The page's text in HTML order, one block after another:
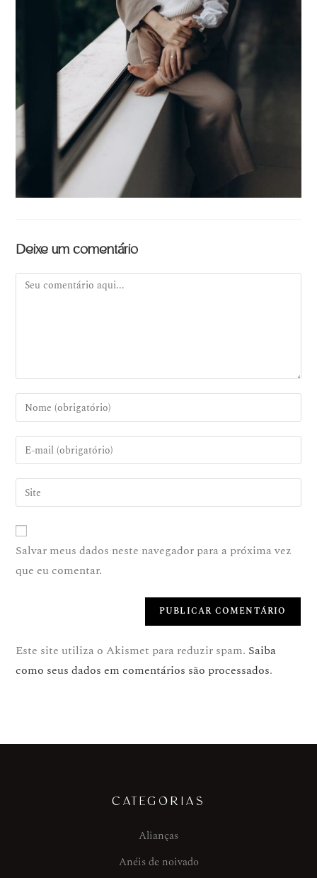
Deixe um comentário
Salvar meus dados neste navegador para a próxima vez
que eu comentar.
Este site utiliza o Akismet para reduzir spam. Saiba
como seus dados em comentários são processados.
CATEGORIAS
Alianças
Anéis de noivado